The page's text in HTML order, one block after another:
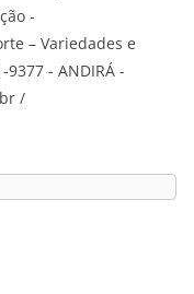
-
– Variedades e
9377 - ANDIRÁ -
/